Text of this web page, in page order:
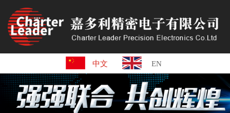
中文 EN